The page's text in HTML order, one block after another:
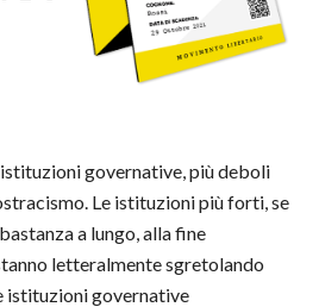
governative, più deboli
Le istituzioni più forti, se
a lungo, alla fine
letteralmente sgretolando
istituzioni governative